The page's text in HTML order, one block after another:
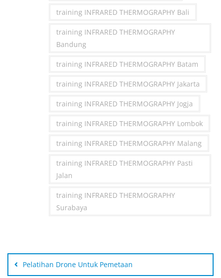
training INFRARED THERMOGRAPHY Bali
training INFRARED THERMOGRAPHY
Bandung
training INFRARED THERMOGRAPHY Batam
training INFRARED THERMOGRAPHY Jakarta
training INFRARED THERMOGRAPHY Jogja
training INFRARED THERMOGRAPHY Lombok
training INFRARED THERMOGRAPHY Malang
training INFRARED THERMOGRAPHY Pasti
Jalan
training INFRARED THERMOGRAPHY
Surabaya
Post
navigation
Pelatihan Drone Untuk Pemetaan